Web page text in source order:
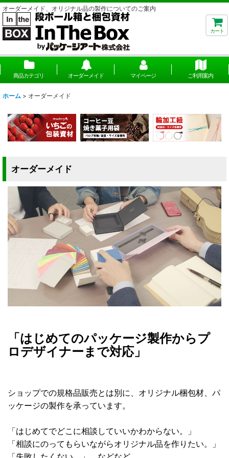
オーダーメイド、オリジナル品の製作についてのご案内
カート
商品カテゴリ オーダーメイド マイページ ご利用案内
ホーム > オーダーメイド
オーダーメイド
「はじめてのパッケージ製作からプ
ロデザイナーまで対応」
ショップでの規格品販売とは別に、オリジナル梱包材、パ
ッケージの製作を承っています。
「はじめてでどこに相談していいかわからない。」
「相談にのってもらいながらオリジナル品を作りたい。」